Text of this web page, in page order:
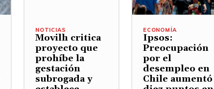
a
r
o
NOTICIAS
Movilh critica
proyecto que
prohíbe la
gestación
subrogada y
ECONOMÍA
Ipsos:
Preocupación
por el
desempleo en
Chile aumentó